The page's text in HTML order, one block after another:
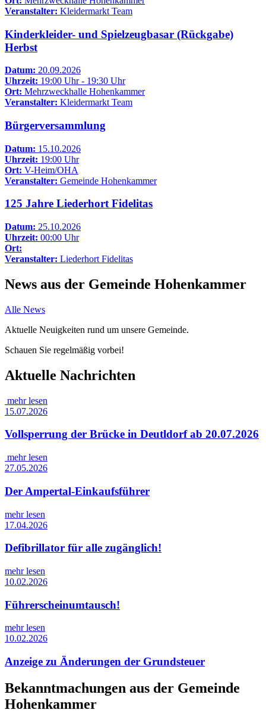
Veranstalter: Kleidermarkt Team
Kinderkleider- und Spielzeugbasar (Rückgabe)
Herbst
Datum: 20.09.2026
Uhrzeit: 19:00 Uhr - 19:30 Uhr
Ort: Mehrzweckhalle Hohenkammer
Veranstalter: Kleidermarkt Team
Bürgerversammlung
Datum: 15.10.2026
Uhrzeit: 19:00 Uhr
Ort: V-Heim/OHA
Veranstalter: Gemeinde Hohenkammer
125 Jahre Liederhort Fidelitas
Datum: 25.10.2026
Uhrzeit: 00:00 Uhr
Ort:
Veranstalter: Liederhort Fidelitas
News aus der Gemeinde Hohenkammer
Alle News
Aktuelle Neuigkeiten rund um unsere Gemeinde.
Schauen Sie regelmäßig vorbei!
Aktuelle Nachrichten
mehr lesen
15.07.2026
Vollsperrung der Brücke in Deutldorf ab 20.07.2026
mehr lesen
27.05.2026
Der Ampertal-Einkaufsführer
mehr lesen
17.04.2026
Defibrillator für alle zugänglich!
mehr lesen
10.02.2026
Führerscheinumtausch!
mehr lesen
10.02.2026
Anzeige zu Änderungen der Grundsteuer
Bekanntmachungen aus der Gemeinde
Hohenkammer